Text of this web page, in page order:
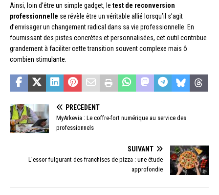
Ainsi, loin d’être un simple gadget, le test de reconversion
professionnelle se révèle être un véritable allié lorsqu’il s’agit
d’envisager un changement radical dans sa vie professionnelle. En
fournissant des pistes concrètes et personnalisées, cet outil contribue
grandement à faciliter cette transition souvent complexe mais ô
combien stimulante.
PRÉCÉDENT
MyArkevia : Le coffre-fort numérique au service des
professionnels
SUIVANT
L’essor fulgurant des franchises de pizza : une étude
approfondie